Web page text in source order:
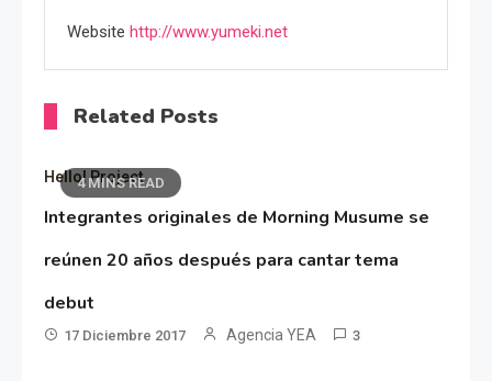
Website http://www.yumeki.net
Related Posts
4 MINS READ
Hello! Project
Integrantes originales de Morning Musume se
reúnen 20 años después para cantar tema
debut
17 Diciembre 2017 Agencia YEA 3